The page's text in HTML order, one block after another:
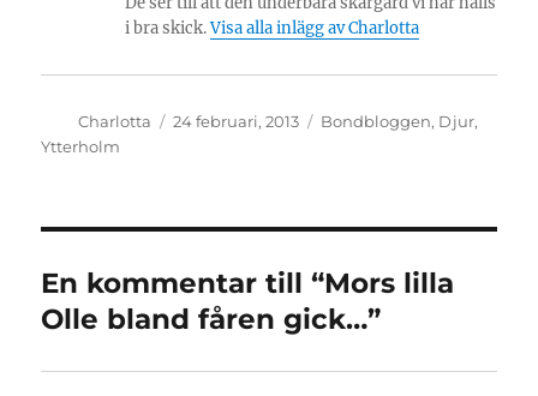
i bra skick.Visa alla inlägg av Charlotta
Författare
Charlotta
Publicerat
24 februari, 2013 Kategorier
Bondbloggen, Djur,
Ytterholm
En kommentar till “Mors lilla
Olle bland fåren gick…”